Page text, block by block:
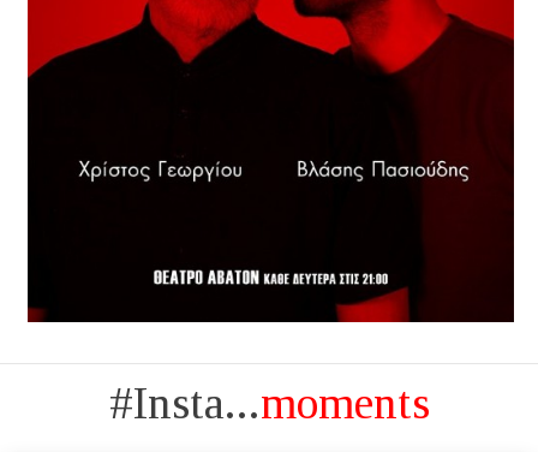
#Insta...moments